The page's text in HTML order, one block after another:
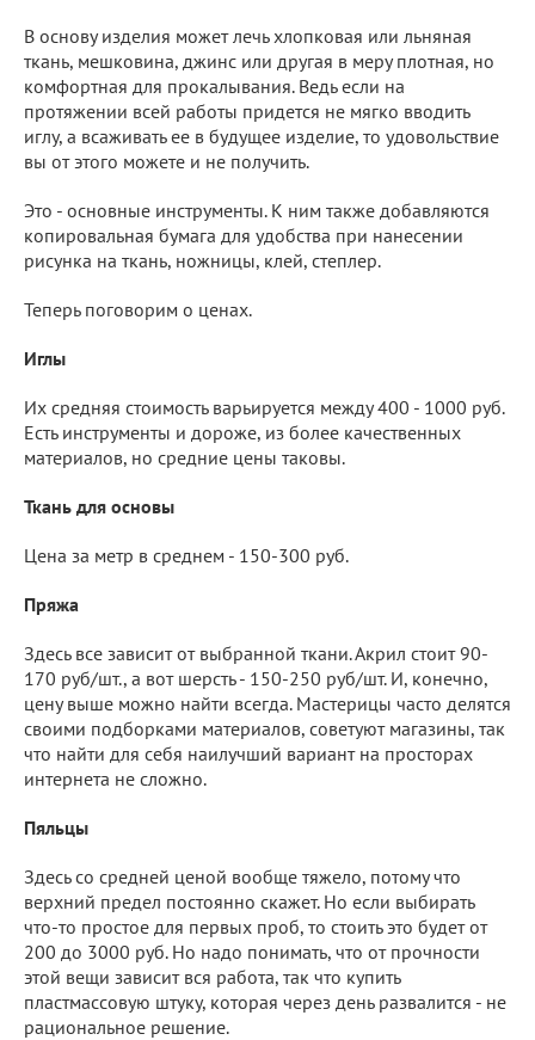
В основу изделия может лечь хлопковая или льняная
ткань, мешковина, джинс или другая в меру плотная, но
комфортная для прокалывания. Ведь если на
протяжении всей работы придется не мягко вводить
иглу, а всаживать ее в будущее изделие, то удовольствие
вы от этого можете и не получить.
Это - основные инструменты. К ним также добавляются
копировальная бумага для удобства при нанесении
рисунка на ткань, ножницы, клей, степлер.
Теперь поговорим о ценах.
Иглы
Их средняя стоимость варьируется между 400 - 1000 руб.
Есть инструменты и дороже, из более качественных
материалов, но средние цены таковы.
Ткань для основы
Цена за метр в среднем - 150-300 руб.
Пряжа
Здесь все зависит от выбранной ткани. Акрил стоит 90-
170 руб/шт., а вот шерсть - 150-250 руб/шт. И, конечно,
цену выше можно найти всегда. Мастерицы часто делятся
своими подборками материалов, советуют магазины, так
что найти для себя наилучший вариант на просторах
интернета не сложно.
Пяльцы
Здесь со средней ценой вообще тяжело, потому что
верхний предел постоянно скажет. Но если выбирать
что-то простое для первых проб, то стоить это будет от
200 до 3000 руб. Но надо понимать, что от прочности
этой вещи зависит вся работа, так что купить
пластмассовую штуку, которая через день развалится - не
рациональное решение.